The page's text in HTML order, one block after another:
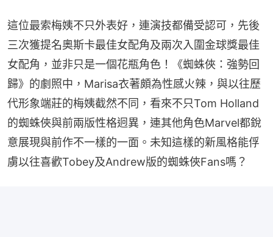
這位最索梅姨不只外表好，連演技都備受認可，先後
三次獲提名奧斯卡最佳女配角及兩次入圍金球獎最佳
女配角，並非只是一個花瓶角色！《蜘蛛俠：強勢回
歸》的劇照中，Marisa衣著頗為性感火辣，與以往歷
代形象端莊的梅姨截然不同，看來不只Tom Holland
的蜘蛛俠與前兩版性格迥異，連其他角色Marvel都銳
意展現與前作不一樣的一面。未知這樣的新風格能俘
虜以往喜歡Tobey及Andrew版的蜘蛛俠Fans嗎？